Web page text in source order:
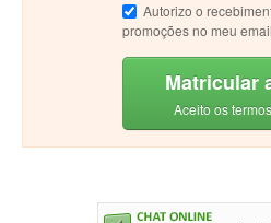
Autorizo o
promoções no meu
Matricular
Aceito os